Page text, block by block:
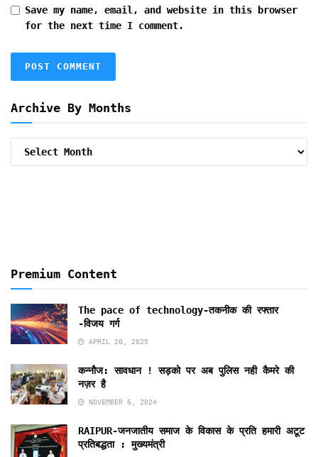
Save my name, email, and website in this browser
for the next time I comment.
Archive By Months
Premium Content
The pace of technology-तकनीक की रफ्तार
-विजय गर्ग
APRIL 20, 2025
कन्नौज: सावधान ! सड़को पर अब पुलिस नही कैमरे की
नज़र है
NOVEMBER 6, 2024
RAIPUR-जनजातीय समाज के विकास के प्रति हमारी अटूट
प्रतिबद्धता : मुख्यमंत्री